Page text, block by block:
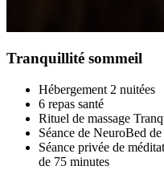
Tranquillité sommeil
Hébergement 2 nuitées
6 repas santé
Rituel de massage
Séance de NeuroBed
Séance privée de
de 75 minutes